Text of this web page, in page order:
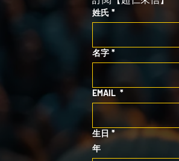
姓氏 *
名字 *
EMAIL *
生日 *
年